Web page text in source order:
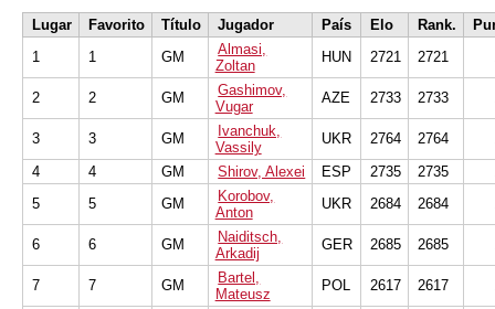
Lugar Favorito Título Jugador País Elo Rank.
1
1 GM
Almasi,
Zoltan
HUN 2721 2721
2 2 GM
Gashimov,
Vugar
AZE 2733 2733
3 3 GM
Ivanchuk,
Vassily
UKR 2764 2764
4
4 GM Shirov, Alexei ESP 2735 2735
5
5 GM
Korobov,
Anton
UKR 2684 2684
6 6 GM
Naiditsch,
Arkadij
GER 2685 2685
7 7 GM
Bartel,
Mateusz
POL 2617 2617